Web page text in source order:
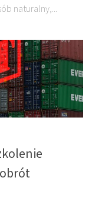
naturalny,...